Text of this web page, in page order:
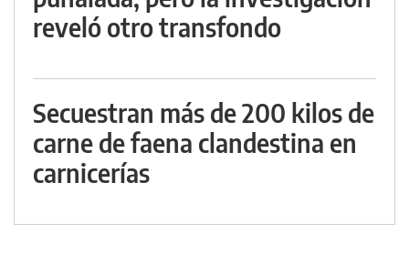
reveló otro transfondo
Secuestran más de 200 kilos de
carne de faena clandestina en
carnicerías